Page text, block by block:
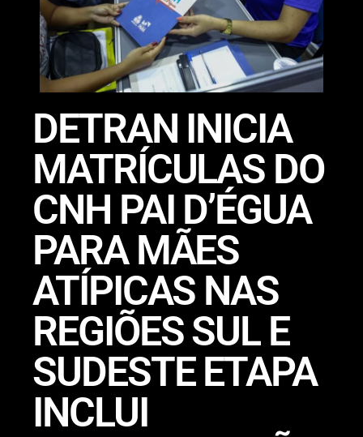
DETRAN INICIA
MATRÍCULAS DO
CNH PAI D’ÉGUA
PARA MÃES
ATÍPICAS NAS
REGIÕES SUL E
SUDESTE ETAPA
INCLUI